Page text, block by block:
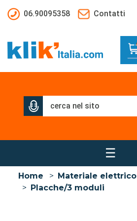
06.90095358
Contatti
☰
Home > Materiale elettrico
> Placche/3 moduli